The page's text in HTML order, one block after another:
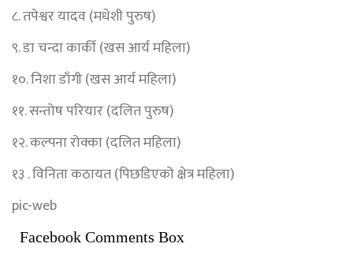
८. तपेश्वर यादव (मधेशी पुरुष)
९. डा चन्दा कार्की (खस आर्य महिला)
१०. निशा डाँगी (खस आर्य महिला)
११. सन्तोष परियार (दलित पुरुष)
१२. कल्पना रोक्का (दलित महिला)
१३ . विनिता कठायत (पिछडिएको क्षेत्र महिला)
pic-web
Facebook Comments Box